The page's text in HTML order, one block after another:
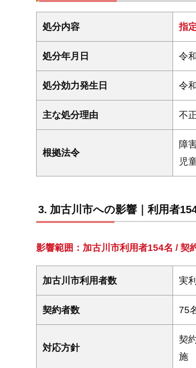
処分内容 指
処分年月日 令
処分効力発生日 令
主な処分理由 不
根拠法令
障
児
加古川市への影響｜利用者
影響範囲：加古川市利用者154名 / 契
加古川市利用者数 実
契約者数 75
対応方針
契
施